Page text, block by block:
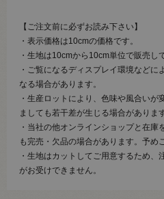
【ご注文前に必ずお読み下さい】
・表示価格は10cmの価格です。
・生地は10cmから10cm単位で販売し
・ご覧になるディスプレイ環境など
なる場合があります。
・生産ロットにより、色味や風合いが
ましても若干差が生じる場合がありま
・当社の他オンラインショップと在
も完売・欠品の場合があります。予め
・生地はカットしてご用意するため
がお受けできません。